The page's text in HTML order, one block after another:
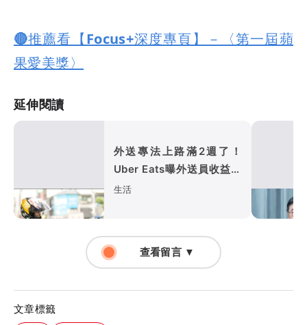
🔴推薦看【Focus+深度專頁】－〈第一屆蘋
果愛美獎〉
延伸閱讀
外送專法上路滿2週了！
Uber Eats曝外送員收益變
化
生活
查看留言 ▼
文章標籤